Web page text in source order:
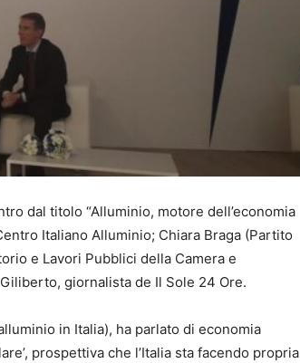
dal titolo “Alluminio, motore dell’economia
Italiano Alluminio; Chiara Braga (Partito
e Lavori Pubblici della Camera e
giornalista de Il Sole 24 Ore.
in Italia), ha parlato di economia
prospettiva che l’Italia sta facendo propria